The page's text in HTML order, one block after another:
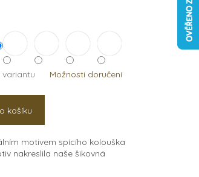
variantu Možnosti doručení
košíku
motivem spícího kolouška
nakreslila naše šikovná